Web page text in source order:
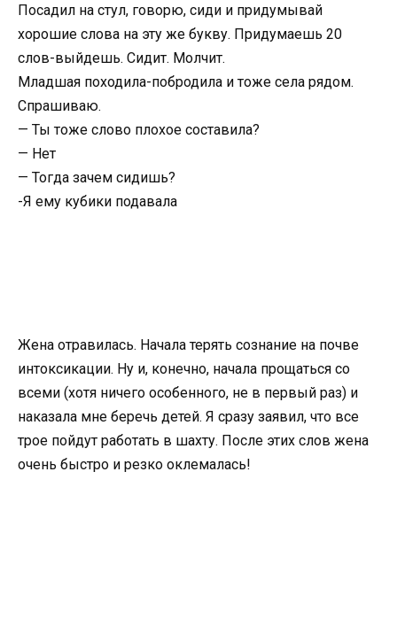
Посадил на стул, говорю, сиди и придумывай
хорошие слова на эту же букву. Придумаешь 20
слов-выйдешь. Сидит. Молчит.
Младшая походила-побродила и тоже села рядом.
Спрашиваю.
— Ты тоже слово плохое составила?
— Нет
— Тогда зачем сидишь?
-Я ему кубики подавала
Жена отравилась. Начала терять сознание на почве
интоксикации. Ну и, конечно, начала прощаться со
всеми (хотя ничего особенного, не в первый раз) и
наказала мне беречь детей. Я сразу заявил, что все
трое пойдут работать в шахту. После этих слов жена
очень быстро и резко оклемалась!